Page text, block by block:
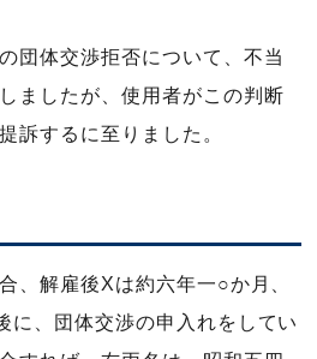
団体交渉拒否について、不当
ましたが、使用者がこの判断
訴するに至りました。
、解雇後Xは約六年一○か月、
に、団体交渉の申入れをしてい